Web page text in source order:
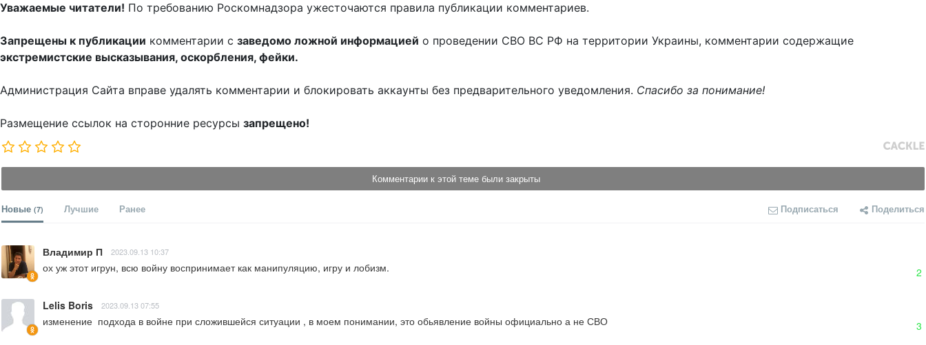
Уважаемые читатели! По требованию Роскомнадзора ужесточаются правила публикации комментариев.
Запрещены к публикации комментарии с заведомо ложной информацией о проведении СВО ВС РФ на территории Украины, комментарии содержащие
экстремистские высказывания, оскорбления, фейки.
Администрация Сайта вправе удалять комментарии и блокировать аккаунты без предварительного уведомления. Спасибо за понимание!
Размещение ссылок на сторонние ресурсы запрещено!
Комментарии к этой теме были закрыты
Новые (7) Лучшие Ранее Подписаться Поделиться
Владимир П 2023.09.13 10:37
ох уж этот игрун, всю войну воспринимает как манипуляцию, игру и лобизм. 2
Lelis Boris 2023.09.13 07:55
изменение  подхода в войне при сложившейся ситуации , в моем понимании, это обьявление войны официально а не СВО 3